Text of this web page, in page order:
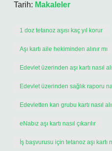
Tarih: Makaleler
1 doz tetanoz aşısı kaç yıl korur
Aşı kartı aile hekiminden alınır mı
Edevlet üzerinden aşı kartı nasıl
Edevlet üzerinden sağlık raporu
Edevletten kan grubu kartı nasıl
eNabız aşı kartı nasıl çıkarılır
İş başvurusu için tetanoz aşı kartı